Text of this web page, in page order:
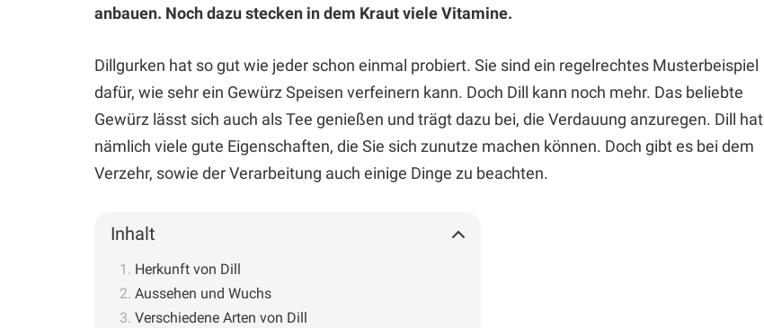
anbauen. Noch dazu stecken in dem Kraut viele Vitamine.
Dillgurken hat so gut wie jeder schon einmal probiert. Sie sind ein regelrechtes Musterbeispiel
dafür, wie sehr ein Gewürz Speisen verfeinern kann. Doch Dill kann noch mehr. Das beliebte
Gewürz lässt sich auch als Tee genießen und trägt dazu bei, die Verdauung anzuregen. Dill hat
nämlich viele gute Eigenschaften, die Sie sich zunutze machen können. Doch gibt es bei dem
Verzehr, sowie der Verarbeitung auch einige Dinge zu beachten.
Inhalt
Herkunft von Dill
Aussehen und Wuchs
Verschiedene Arten von Dill